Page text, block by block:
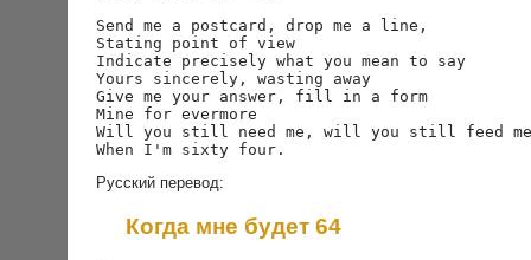
Send me a postcard, drop me a line,
Stating point of view
Indicate precisely what you mean to say
Yours sincerely, wasting away
Give me your answer, fill in a form
Mine for evermore
Will you still need me, will you still feed
Русский перевод:
Когда мне будет 64